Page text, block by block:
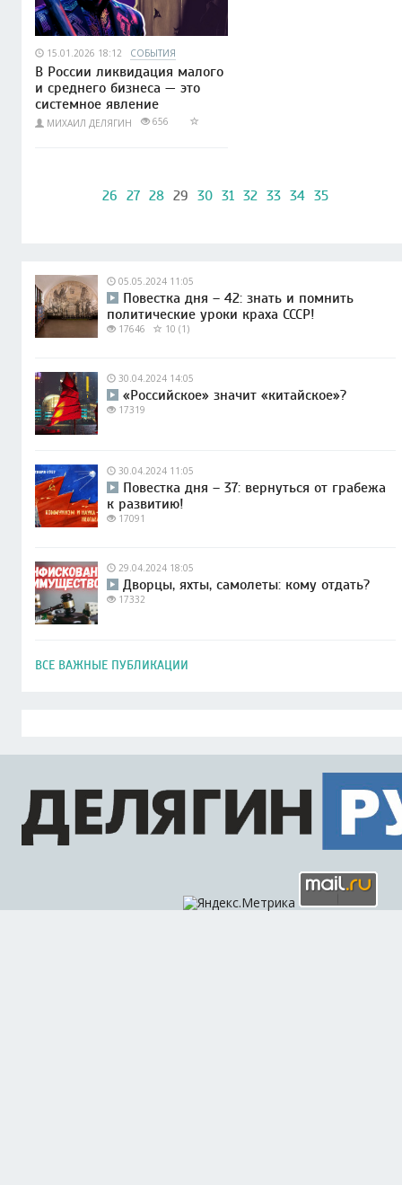
15.01.2026 18:12 СОБЫТИЯ
В России ликвидация малого
и среднего бизнеса — это
системное явление
МИХАИЛ ДЕЛЯГИН 656
26 27 28 29 30 31 32 33 34 35
05.05.2024 11:05
Повестка дня – 42: знать и помнить
политические уроки краха СССР!
17646 10 (1)
30.04.2024 14:05
«Российское» значит «китайское»?
17319
30.04.2024 11:05
Повестка дня – 37: вернуться от грабежа
к развитию!
17091
29.04.2024 18:05
Дворцы, яхты, самолеты: кому отдать?
17332
ВСЕ ВАЖНЫЕ ПУБЛИКАЦИИ